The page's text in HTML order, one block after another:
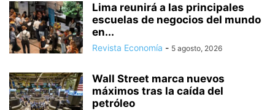
Lima reunirá a las principales
escuelas de negocios del mundo
en...
Revista Economía - 5 agosto, 2026
Wall Street marca nuevos
máximos tras la caída del
petróleo